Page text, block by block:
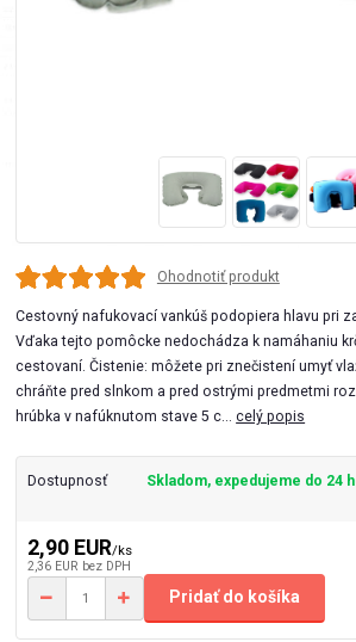
Ohodnotiť produkt
Cestovný nafukovací vankúš podopiera hlavu pri
Vďaka tejto pomôcke nedochádza k namáhaniu
cestovaní. Čistenie: môžete pri znečistení umyť
chráňte pred slnkom a pred ostrými predmetmi
hrúbka v nafúknutom stave 5 c...celý popis
Dostupnosť Skladom, expedujeme do 24
2,90 EUR/ks
2,36 EUR bez DPH
Pridať do košíka